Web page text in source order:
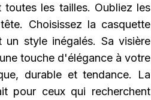
les tailles. Oubliez les
Choisissez la casquette
style inégalés. Sa visière
touche d'élégance à votre
durable et tendance. La
pour ceux qui recherchent